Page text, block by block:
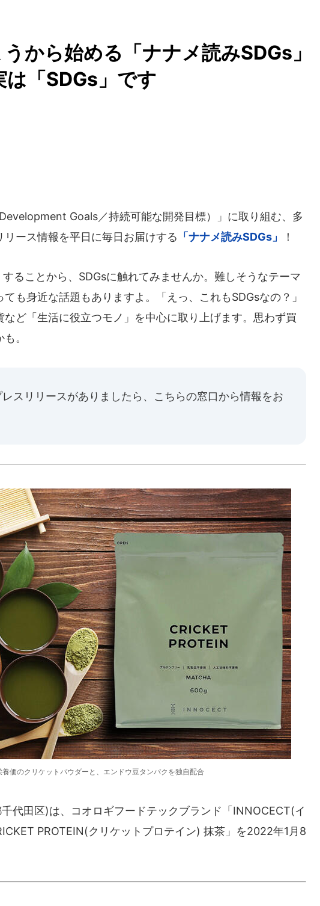
うから始める「ナナメ読みSDGs」
「SDGs」です
Goals／持続可能な開発目標）」に取り組む、多
ース情報を平日に毎日お届けする 「ナナメ読みSDGs」 ！
ることから、SDGsに触れてみませんか。難しそうなテーマ
も身近な話題もありますよ。「えっ、これもSDGsなの？」
など「生活に役立つモノ」を中心に取り上げます。思わず買
。
スリリースがありましたら、 こちらの窓口から情報をお
養価のクリケットパウダーと、エンドウ豆タンパクを独自配合
代田区)は、コオロギフードテックブランド「INNOCECT(イ
PROTEIN(クリケットプロテイン) 抹茶」を2022年1月8